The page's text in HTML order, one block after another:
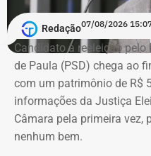
Em nota, o governador em
manifestou solidariedade
economista.
“O Brasil perde um dos
formulação de políticas
desenvolvimento. Tito
Redação07/08/2026
Candidato à reeleição
de Paula (PSD) chega ao
com um patrimônio de R$
informações da Justiça
Câmara pela primeira vez,
nenhum bem.